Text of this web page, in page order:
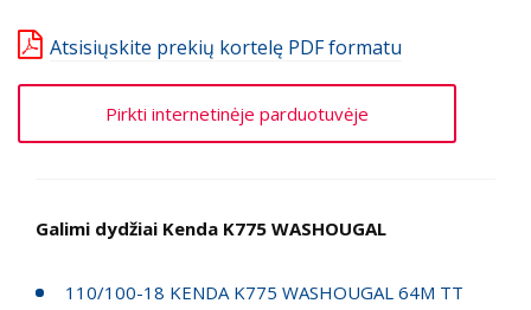
Atsisiųskite prekių kortelę PDF formatu
Pirkti internetinėje parduotuvėje
Galimi dydžiai Kenda K775 WASHOUGAL
110/100-18 KENDA K775 WASHOUGAL 64M TT